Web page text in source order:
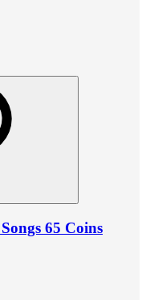
65 Coins